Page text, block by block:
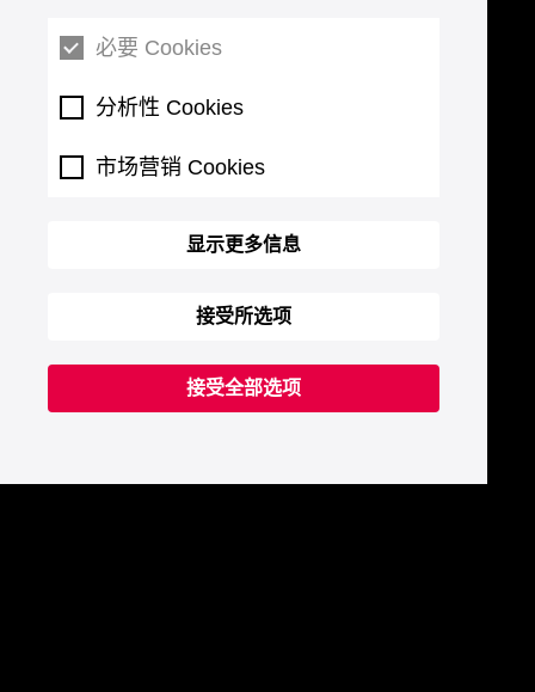
必要 Cookies
分析性 Cookies
市场营销 Cookies
显示更多信息
接受所选项
接受全部选项